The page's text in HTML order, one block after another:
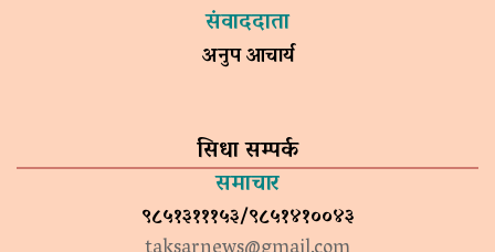
संवाददाता
अनुप आचार्य
सिधा सम्पर्क
समाचार
९८५१३१११५३/९८५१४१००४३